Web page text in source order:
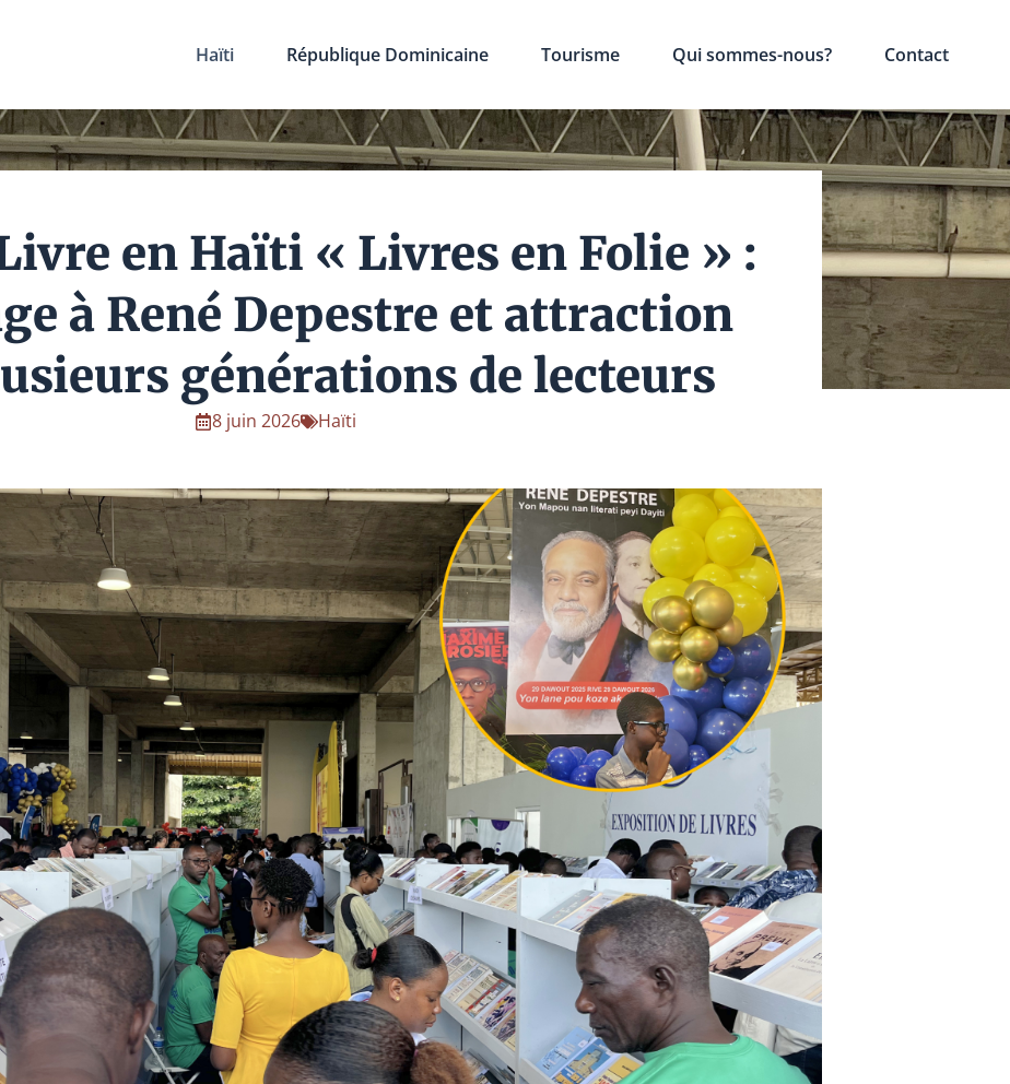
Haïti République Dominicaine Tourisme Qui sommes-nous? Contact
en Haïti « Livres en Folie » :
à René Depestre et attraction
générations de lecteurs
8 juin 2026 Haïti